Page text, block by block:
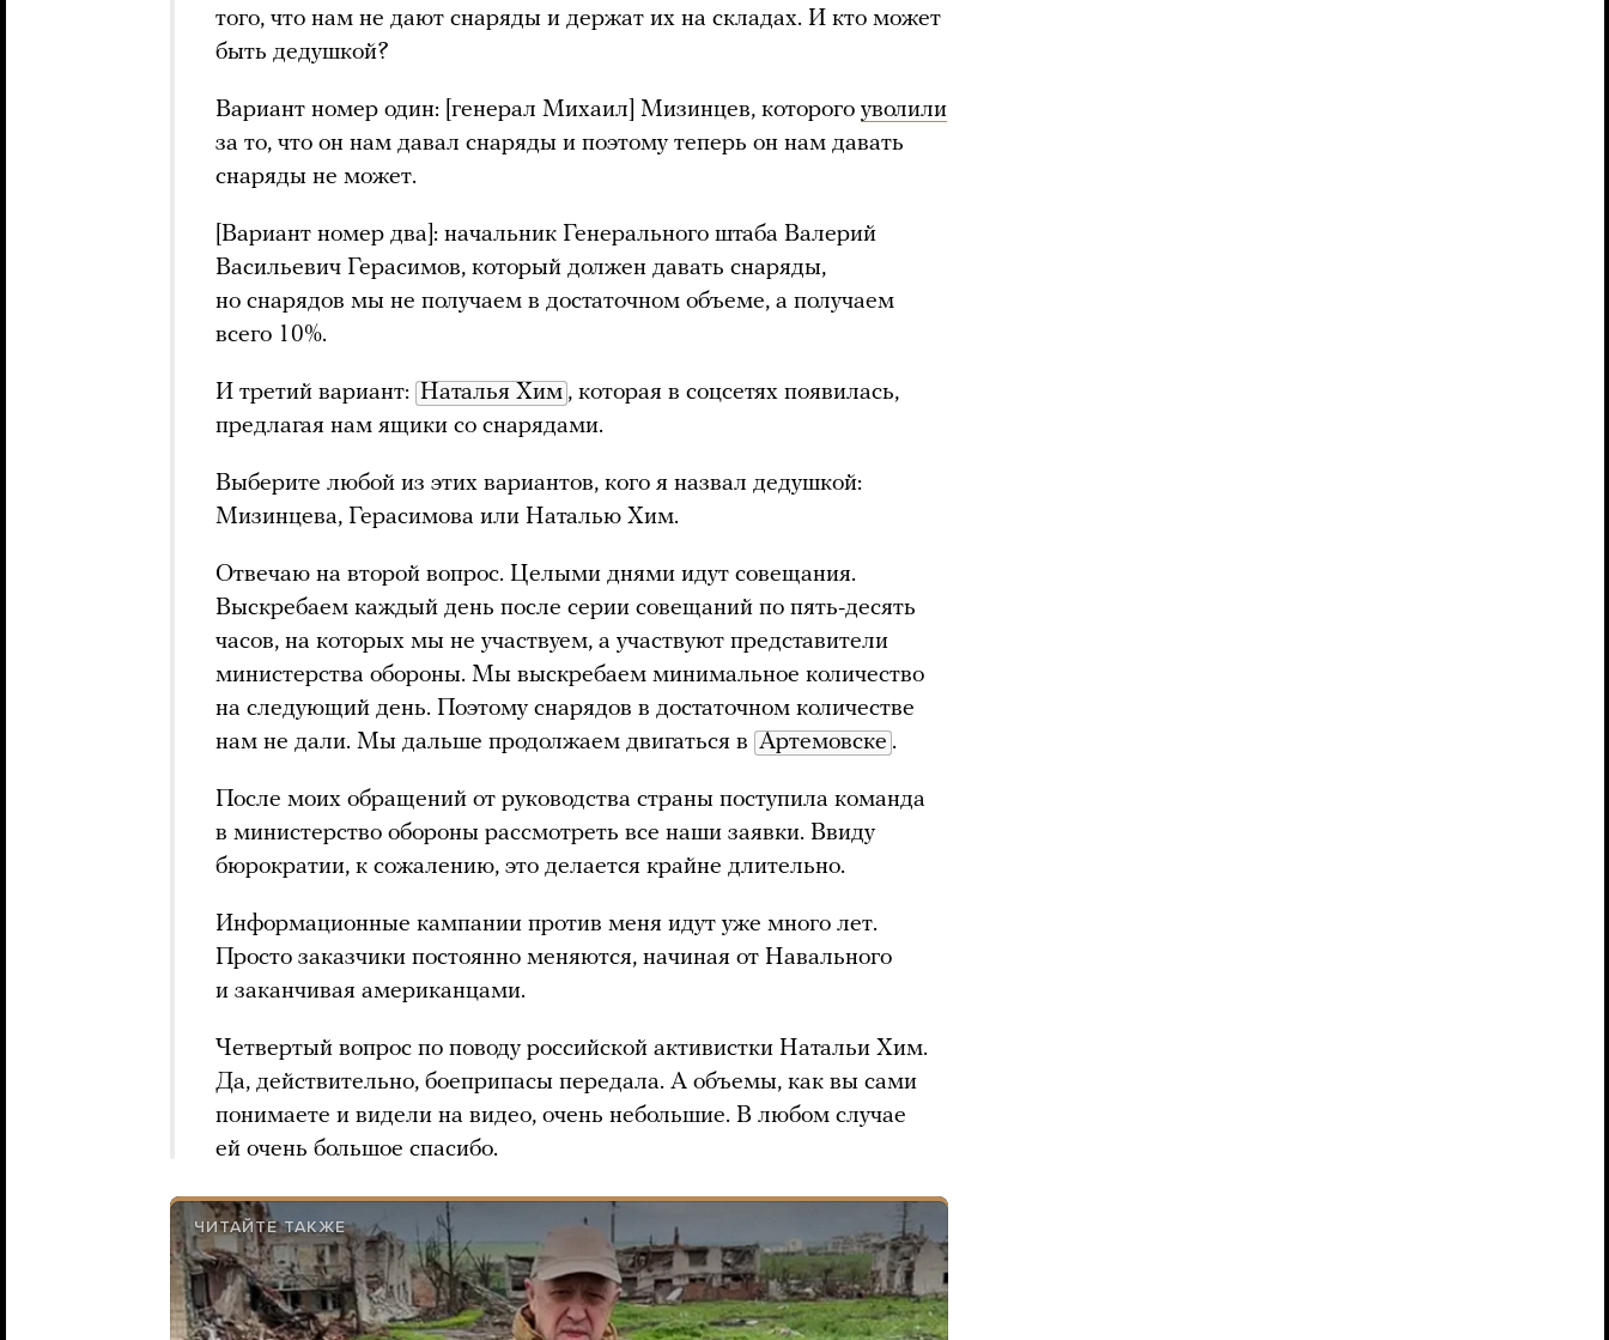
того, что нам не дают снаряды и держат их на складах. И кто может
быть дедушкой?
Вариант номер один: [генерал Михаил] Мизинцев, которого уволили
за то, что он нам давал снаряды и поэтому теперь он нам давать
снаряды не может.
[Вариант номер два]: начальник Генерального штаба Валерий
Васильевич Герасимов, который должен давать снаряды,
но снарядов мы не получаем в достаточном объеме, а получаем
всего 10%.
И третий вариант: Наталья Хим , которая в соцсетях появилась,
предлагая нам ящики со снарядами.
Выберите любой из этих вариантов, кого я назвал дедушкой:
Мизинцева, Герасимова или Наталью Хим.
Отвечаю на второй вопрос. Целыми днями идут совещания.
Выскребаем каждый день после серии совещаний по пять-десять
часов, на которых мы не участвуем, а участвуют представители
министерства обороны. Мы выскребаем минимальное количество
на следующий день. Поэтому снарядов в достаточном количестве
нам не дали. Мы дальше продолжаем двигаться в Артемовске .
После моих обращений от руководства страны поступила команда
в министерство обороны рассмотреть все наши заявки. Ввиду
бюрократии, к сожалению, это делается крайне длительно.
Информационные кампании против меня идут уже много лет.
Просто заказчики постоянно меняются, начиная от Навального
и заканчивая американцами.
Четвертый вопрос по поводу российской активистки Натальи Хим.
Да, действительно, боеприпасы передала. А объемы, как вы сами
понимаете и видели на видео, очень небольшие. В любом случае
ей очень большое спасибо.
ЧИТАЙТЕ ТАКЖЕ